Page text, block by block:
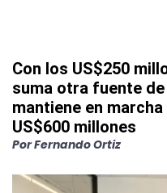
Con los US$250
suma otra fuente
mantiene en
US$600 millones
PorFernando Ortiz